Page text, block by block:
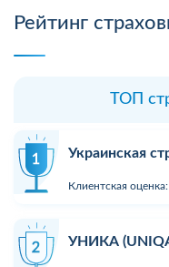
Рейтинг
ТОП
Украинская
Клиентская оценка:
УНИКА